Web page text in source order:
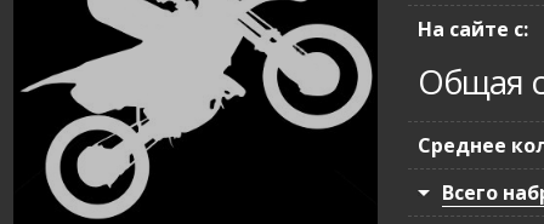
На сайте с:
Общая
Среднее
Всего